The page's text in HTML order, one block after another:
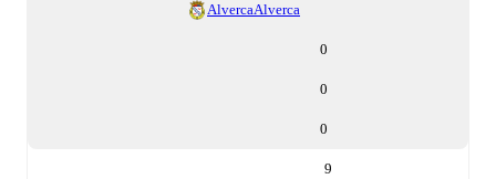
AlvercaAlverca
0
0
0
9